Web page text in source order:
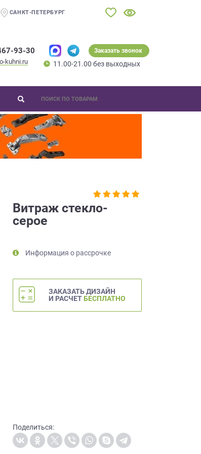
САНКТ-ПЕТЕРБУРГ
93-30
kuhni.ru
Заказать звонок
11.00-21.00 без выходных
Витраж стекло-
серое
Информация о рассрочке
ЗАКАЗАТЬ ДИЗАЙН
И РАСЧЕТ БЕСПЛАТНО
Поделиться: